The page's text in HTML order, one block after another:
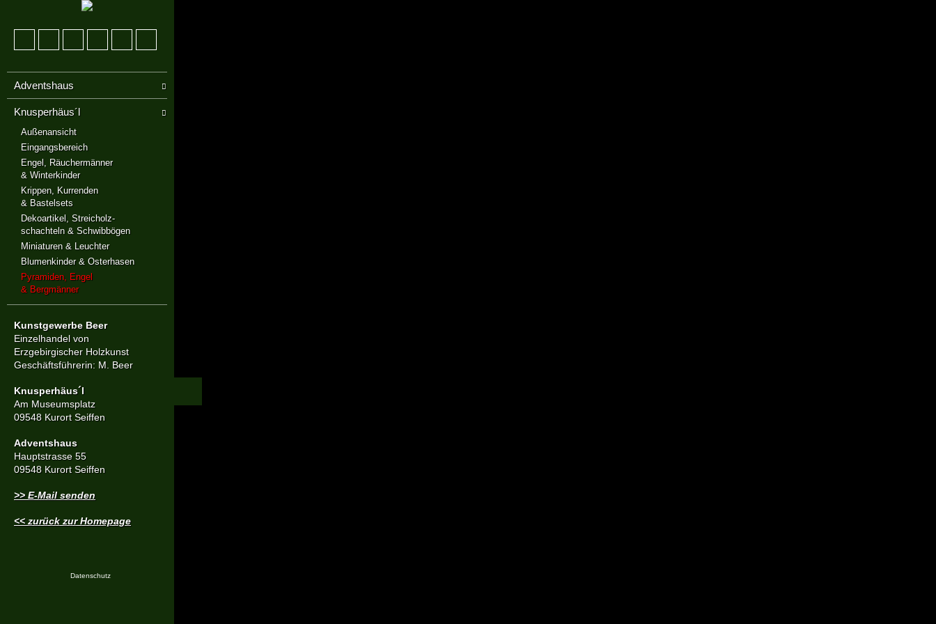
Adventshaus
Knusperhäus´l
Außenansicht
Eingangsbereich
Engel, Räuchermänner
& Winterkinder
Krippen, Kurrenden
& Bastelsets
Dekoartikel, Streicholz-
schachteln & Schwibbögen
Miniaturen & Leuchter
Blumenkinder & Osterhasen
Pyramiden, Engel
& Bergmänner
Kunstgewerbe Beer
Einzelhandel von
Erzgebirgischer Holzkunst
Geschäftsführerin: M. Beer
Knusperhäus´l
Am Museumsplatz
09548 Kurort Seiffen
Adventshaus
Hauptstrasse 55
09548 Kurort Seiffen
>> E-Mail senden
<< zurück zur Homepage
Datenschutz